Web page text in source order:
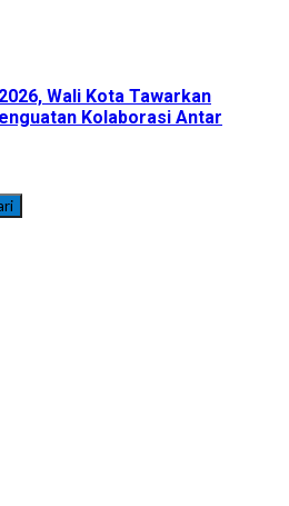
Wali Kota Tawarkan
Kolaborasi Antar